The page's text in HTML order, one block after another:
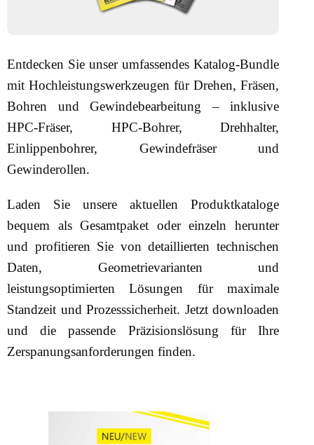
Entdecken Sie unser umfassendes Katalog-Bundle
mit Hochleistungswerkzeugen für Drehen, Fräsen,
Bohren und Gewindebearbeitung – inklusive
HPC-Fräser, HPC-Bohrer, Drehhalter,
Einlippenbohrer, Gewindefräser und
Gewinderollen.
Laden Sie unsere aktuellen Produktkataloge
bequem als Gesamtpaket oder einzeln herunter
und profitieren Sie von detaillierten technischen
Daten, Geometrievarianten und
leistungsoptimierten Lösungen für maximale
Standzeit und Prozesssicherheit. Jetzt downloaden
und die passende Präzisionslösung für Ihre
Zerspanungsanforderungen finden.